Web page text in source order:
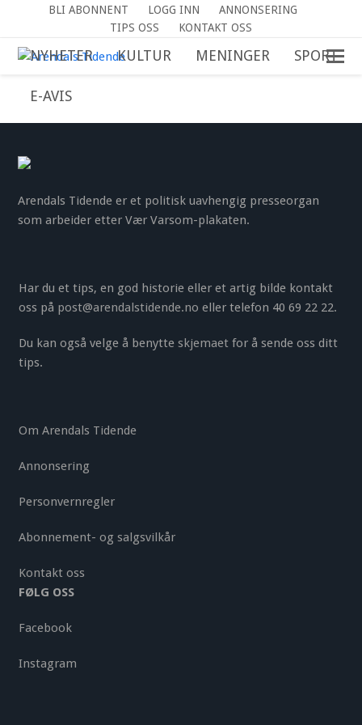
BLI ABONNENT LOGG INN
ANNONSERING
TIPS OSS
KONTAKT OSS
NYHETER KULTUR MENINGER SPORT
E-AVIS
Arendals Tidende er et politisk uavhengig presseorgan
som arbeider etter Vær Varsom-plakaten.
Har du et tips, en god historie eller et artig bilde kontakt
oss på post@arendalstidende.no eller telefon 40 69 22 22.
Du kan også velge å benytte skjemaet for å sende oss ditt
tips.
Om Arendals Tidende
Annonsering
Personvernregler
Abonnement- og salgsvilkår
Kontakt oss
FØLG OSS
Facebook
Instagram